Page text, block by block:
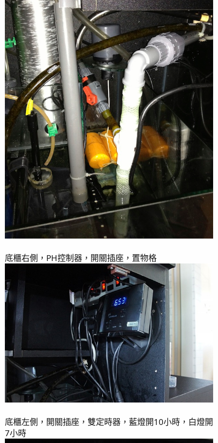
底櫃右側，PH控制器，開關插座，置物格
底櫃左側，開關插座，雙定時器，藍燈開10小時，白燈開
7小時